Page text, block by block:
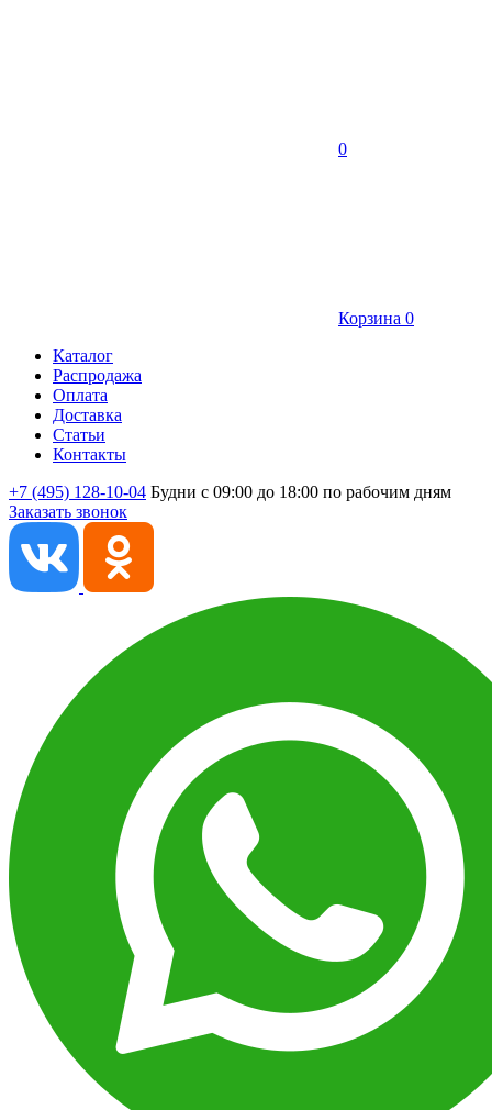
0
Корзина 0
Каталог
Распродажа
Оплата
Доставка
Статьи
Контакты
+7 (495) 128-10-04 Будни с 09:00 до 18:00 по рабочим дням
Заказать звонок